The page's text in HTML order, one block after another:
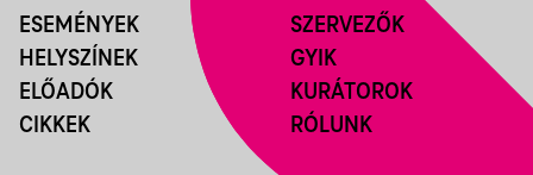
ESEMÉNYEK
HELYSZÍNEK
ELŐADÓK
CIKKEK
SZERVEZŐK
GYIK
KURÁTOROK
RÓLUNK